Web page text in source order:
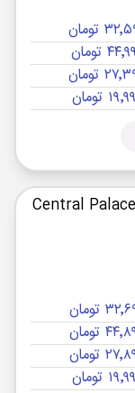
تومان
تومان
تومان
تومان
تومان
تومان
تومان
تومان